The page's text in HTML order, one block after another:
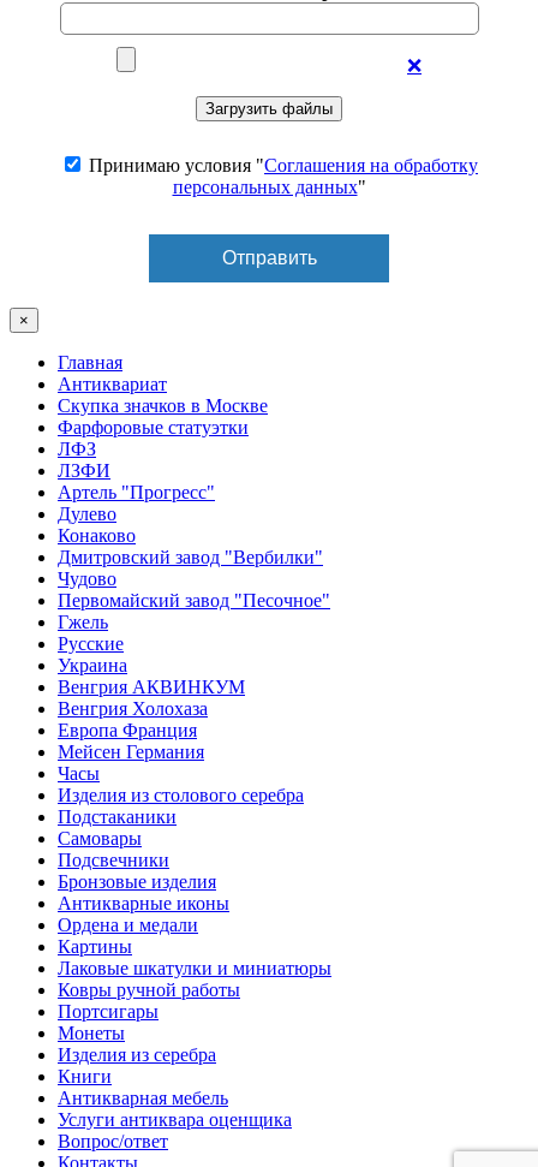
❌
Принимаю условия "Соглашения на обработку
персональных данных"
×
Главная
Антиквариат
Скупка значков в Москве
Фарфоровые статуэтки
ЛФЗ
ЛЗФИ
Артель "Прогресс"
Дулево
Конаково
Дмитровский завод "Вербилки"
Чудово
Первомайский завод "Песочное"
Гжель
Русские
Украина
Венгрия АКВИНКУМ
Венгрия Холохаза
Европа Франция
Мейсен Германия
Часы
Изделия из столового серебра
Подстаканики
Самовары
Подсвечники
Бронзовые изделия
Антикварные иконы
Ордена и медали
Картины
Лаковые шкатулки и миниатюры
Ковры ручной работы
Портсигары
Монеты
Изделия из серебра
Книги
Антикварная мебель
Услуги антиквара оценщика
Вопрос/ответ